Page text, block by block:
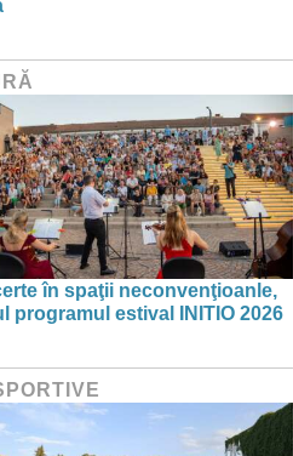
în spaţii neconvenţioanle,
programul estival INITIO 2026